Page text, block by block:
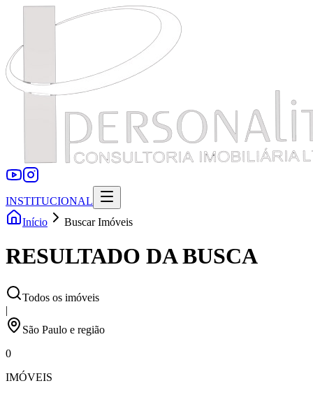
INSTITUCIONAL
Início
Buscar Imóveis
RESULTADO DA BUSCA
Todos os imóveis
|
São Paulo e região
0
IMÓVEIS